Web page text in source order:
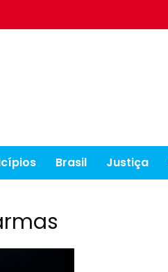
Brasil Justiça